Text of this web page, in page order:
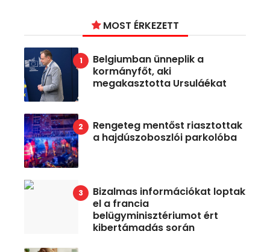
MOST ÉRKEZETT
Belgiumban ünneplik a
kormányfőt, aki
megakasztotta Ursuláékat
Rengeteg mentőst riasztottak
a hajdúszoboszlói parkolóba
Bizalmas információkat loptak
el a francia
belügyminisztériumot ért
kibertámadás során